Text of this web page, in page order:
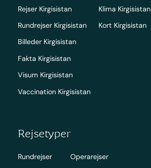
Rejser Kirgisistan
Rundrejser Kirgisistan
Billeder Kirgisistan
Fakta Kirgisistan
Visum Kirgisistan
Vaccination Kirgisistan
Klima Kirgisistan
Kort Kirgisistan
Rejsetyper
Rundrejser
Operarejser